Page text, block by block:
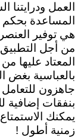
العمل ودرايتنا
المساعدة بحكم
هي توفير
من أجل التطبيق
المعتاد عليها
بالعباسية
جاهزون
بنفقات إضافية
يمكنك
زمنية أطول !